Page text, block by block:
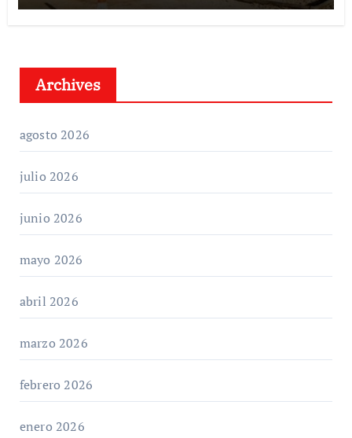
Archives
agosto 2026
julio 2026
junio 2026
mayo 2026
abril 2026
marzo 2026
febrero 2026
enero 2026